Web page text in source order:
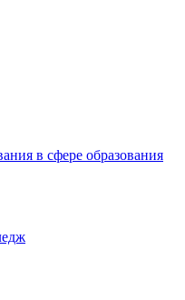
в сфере образования